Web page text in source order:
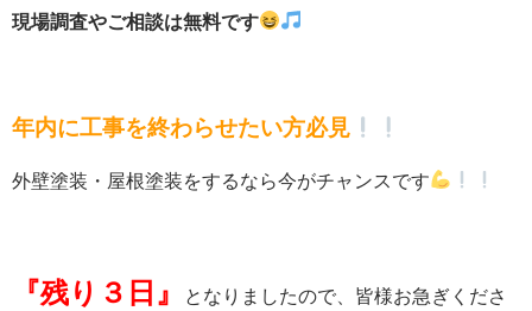
現場調査やご相談は無料です
年内に工事を終わらせたい方必見
外壁塗装・屋根塗装をするなら今がチャンスです
『残り３日』 となりましたので、皆様お急ぎくださ